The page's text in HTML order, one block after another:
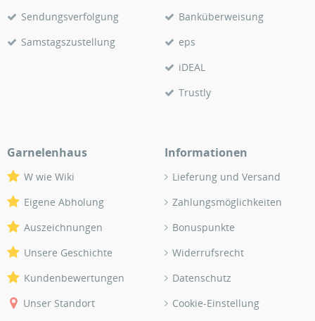
Sendungsverfolgung
Samstagszustellung
Banküberweisung
eps
iDEAL
Trustly
Garnelenhaus
W wie Wiki
Eigene Abholung
Auszeichnungen
Unsere Geschichte
Kundenbewertungen
Unser Standort
Informationen
Lieferung und Versand
Zahlungsmöglichkeiten
Bonuspunkte
Widerrufsrecht
Datenschutz
Cookie-Einstellung